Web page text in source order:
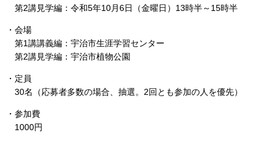
第2講見学編：令和5年10月6日（金曜日）13時半～15時半
・会場
第1講講義編：宇治市生涯学習センター
第2講見学編：宇治市植物公園
・定員
30名（応募者多数の場合、抽選。2回とも参加の人を優先）
・参加費
1000円